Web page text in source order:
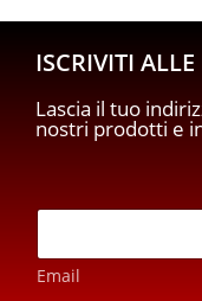
ISCRIVITI
Lascia il tuo
nostri prodotti e
E
a
iEmail